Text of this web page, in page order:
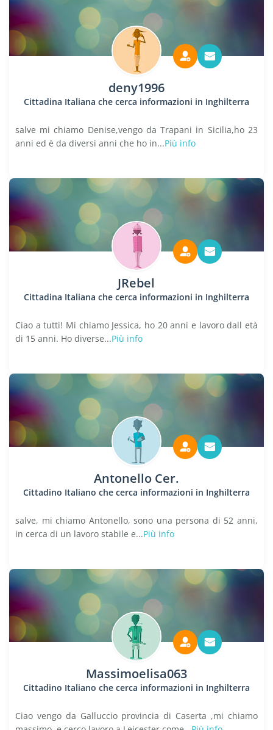
deny1996
Cittadina Italiana che cerca informazioni in Inghilterra
salve mi chiamo Denise,vengo da Trapani in Sicilia,ho 23
anni ed è da diversi anni che ho in...Più info
JRebel
Cittadina Italiana che cerca informazioni in Inghilterra
Ciao a tutti! Mi chiamo Jessica, ho 20 anni e lavoro dall età
di 15 anni. Ho diverse...Più info
Antonello Cer.
Cittadino Italiano che cerca informazioni in Inghilterra
salve, mi chiamo Antonello, sono una persona di 52 anni,
in cerca di un lavoro stabile e...Più info
Massimoelisa063
Cittadino Italiano che cerca informazioni in Inghilterra
Ciao vengo da Galluccio provincia di Caserta ,mi chiamo